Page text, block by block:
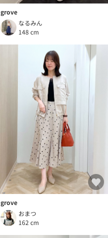
grove
なるみん
148 cm
grove
おまつ
162 cm